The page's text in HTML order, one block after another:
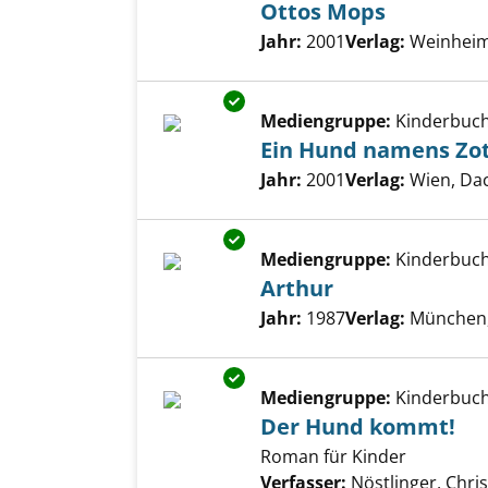
Ottos Mops
Suche nach diesem
Jahr: 2001Verlag:
Exemplar-Details von Ein
Mediengruppe:
Ein Hund namens
Suche nach diesem
Jahr: 2001Verlag: Wien,
Exemplar-Details von Arthur
Mediengruppe:
Arthur
Suche nach diesem
Jahr: 1987Verlag:
Exemplar-Details von Der
Mediengruppe:
Der Hund kommt!
Roman für Kinder
Verfasser: Nöstlinger,